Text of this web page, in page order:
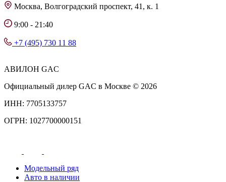
Москва, Волгоградский проспект, 41, к. 1
9:00 - 21:40
+7 (495) 730 11 88
АВИЛОН GAC
Официальный дилер GAC в Москве © 2026
ИНН: 7705133757
ОГРН: 1027700000151
Модельный ряд
Авто в наличии